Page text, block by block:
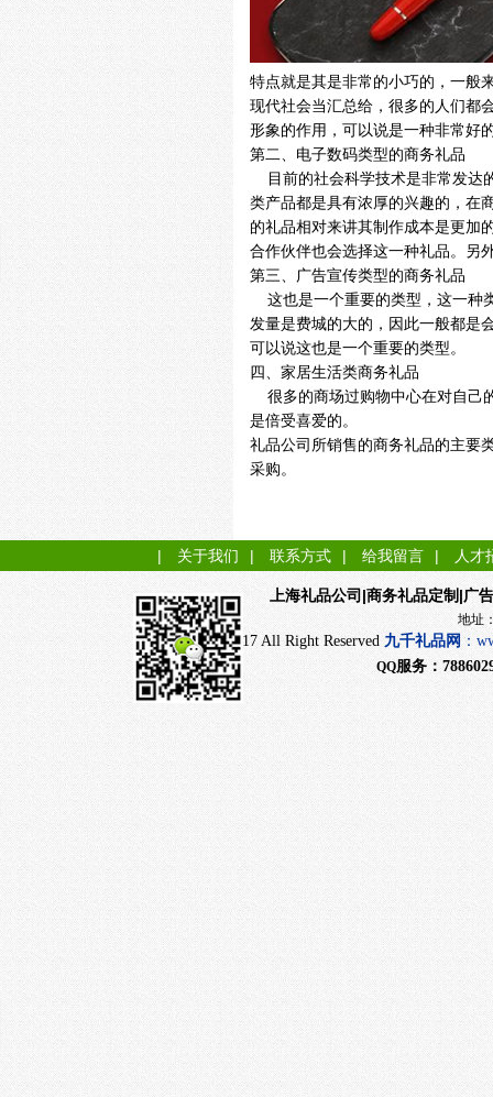
特点就是其是非常的小巧的，一般
现代社会当汇总给，很多的人们都
形象的作用，可以说是一种非常好
第二、电子数码类型的商务礼品
目前的社会科学技术是非常发达
类产品都是具有浓厚的兴趣的，在
的礼品相对来讲其制作成本是更加
合作伙伴也会选择这一种礼品。另
第三、广告宣传类型的商务礼品
这也是一个重要的类型，这一种
发量是费城的大的，因此一般都是
可以说这也是一个重要的类型。
四、家居生活类商务礼品
很多的商场过购物中心在对自己
是倍受喜爱的。
礼品公司所销售的商务礼品的主要
采购。
上海礼品公司 |商务礼品定制|广
地址：上海市闵行
CopyRight 2017 All Right Reserved九千礼品网：
QQ服务：
| 关于我们 | 联系方式 | 给我留言 | 人才